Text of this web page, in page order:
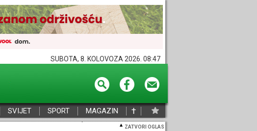
SUBOTA, 8. KOLOVOZA 2026. 08:47
SVIJET SPORT MAGAZIN †
ZATVORI OGLAS